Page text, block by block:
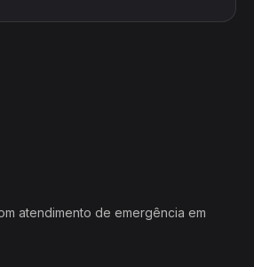
atendimento de emergência em